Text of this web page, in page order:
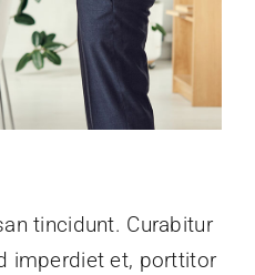
tincidunt. Curabitur
imperdiet et, porttitor